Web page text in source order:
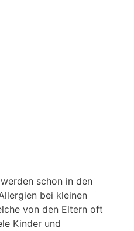
schon in den
bei kleinen
von den Eltern oft
Kinder und